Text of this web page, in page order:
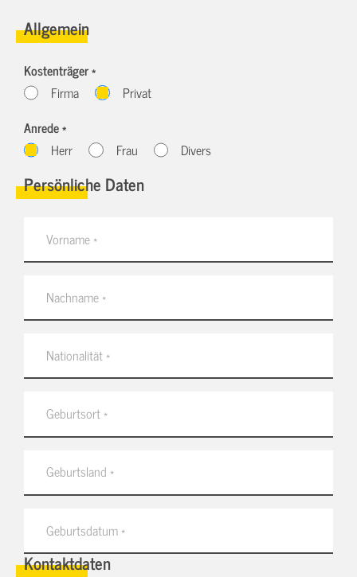
Allgemein
Kostenträger *
Firma
Privat
Anrede *
Herr
Frau Divers
Persönliche Daten
Kontaktdaten